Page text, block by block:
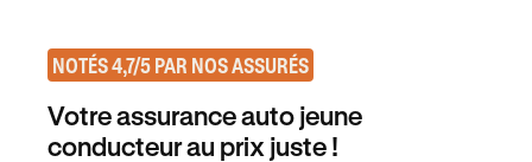
NOTÉS 4,7/5 PAR NOS ASSURÉS
Votre assurance auto jeune
conducteur au prix juste !